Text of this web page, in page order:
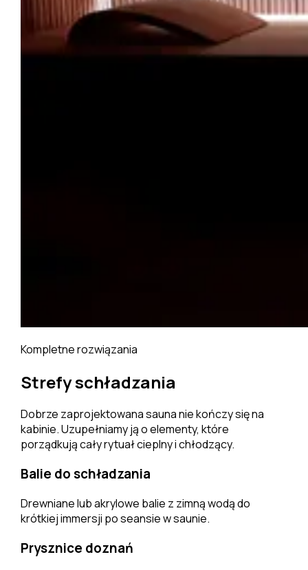
Kompletne rozwiązania
Strefy schładzania
Dobrze zaprojektowana sauna nie kończy się na
kabinie. Uzupełniamy ją o elementy, które
porządkują cały rytuał cieplny i chłodzący.
Balie do schładzania
Drewniane lub akrylowe balie z zimną wodą do
krótkiej immersji po seansie w saunie.
Prysznice doznań